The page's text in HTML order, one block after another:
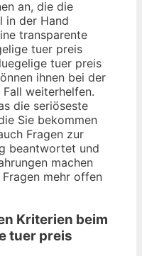
an, die die
in der Hand
transparente
tuer preis
tuer preis
ihnen bei der
weiterhelfen.
die seriöseste
Sie bekommen
Fragen zur
beantwortet und
machen
mehr offen
Kriterien beim
tuer preis